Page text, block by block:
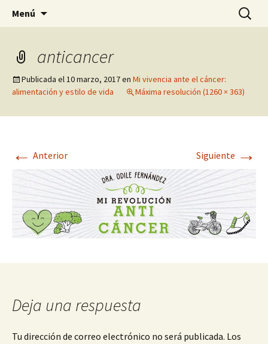
Gomeres
Historia, cultura y pensamiento
Menú Buscar:
anticancer
Publicada el10 marzo, 2017en Mi vivencia ante el cáncer:
alimentación y estilo de vida
Máxima resolución (1260 × 363)
← Anterior Siguiente →
Deja una respuesta
Tu dirección de correo electrónico no será publicada. Los